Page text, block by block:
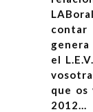
el
que
2012…